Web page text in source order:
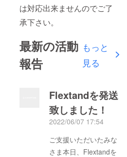
は対応出来ませんのでご了
承下さい。
最新の活動
報告
もっと
見る
Flextandを発送
致しました！
2022/06/07 17:54
ご支援いただいたみな
さま本日、Flextandを